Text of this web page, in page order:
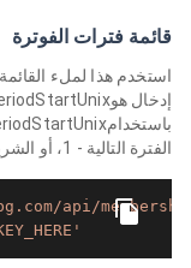
قائمة فترات الفوترة
استخدم هذا لملء
الفترة التالية - 1، أو الشريط الحالي_فترة_نهاية للفترة النشطة).
api/